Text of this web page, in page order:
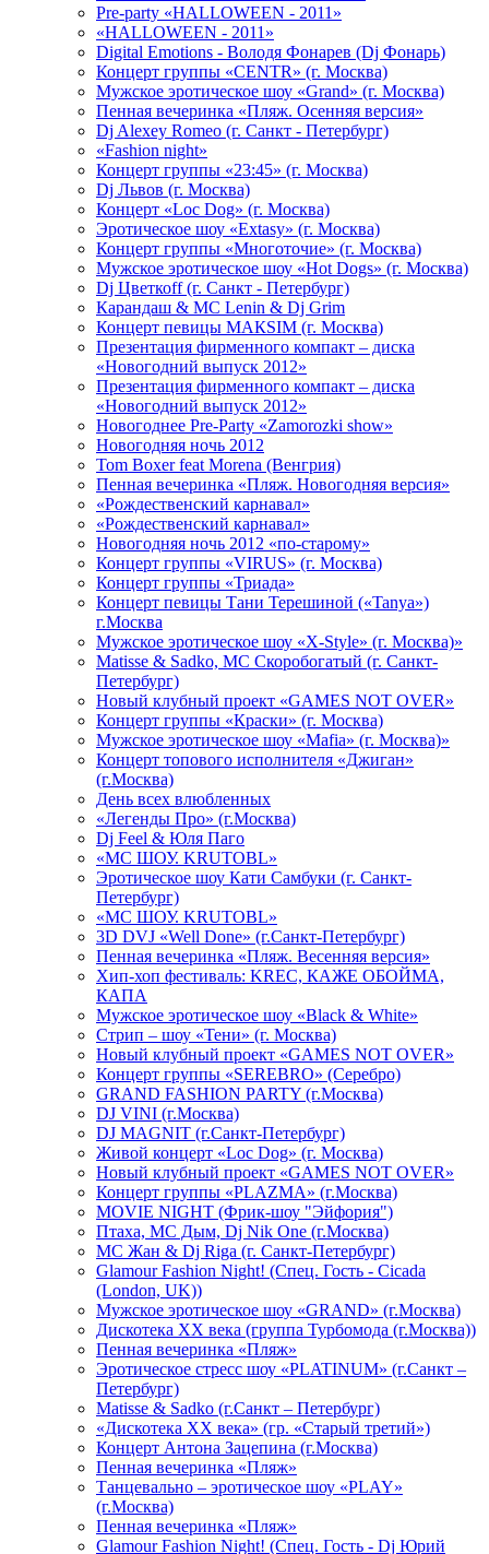
Pre-party «HALLOWEEN - 2011»
«HALLOWEEN - 2011»
Digital Emotions - Володя Фонарев (Dj Фонарь)
Концерт группы «CENTR» (г. Москва)
Мужское эротическое шоу «Grand» (г. Москва)
Пенная вечеринка «Пляж. Осенняя версия»
Dj Alexey Romeo (г. Санкт - Петербург)
«Fashion night»
Концерт группы «23:45» (г. Москва)
Dj Львов (г. Москва)
Концерт «Loc Dog» (г. Москва)
Эротическое шоу «Extasy» (г. Москва)
Концерт группы «Многоточие» (г. Москва)
Мужское эротическое шоу «Hot Dogs» (г. Москва)
Dj Цветкоff (г. Санкт - Петербург)
Карандаш & МС Lenin & Dj Grim
Концерт певицы МАКSIМ (г. Москва)
Презентация фирменного компакт – диска
«Новогодний выпуск 2012»
Презентация фирменного компакт – диска
«Новогодний выпуск 2012»
Новогоднее Pre-Party «Zamorozki show»
Новогодняя ночь 2012
Tom Boxer feat Morena (Венгрия)
Пенная вечеринка «Пляж. Новогодняя версия»
«Рождественский карнавал»
«Рождественский карнавал»
Новогодняя ночь 2012 «по-старому»
Концерт группы «VIRUS» (г. Москва)
Концерт группы «Триада»
Концерт певицы Тани Терешиной («Tanya»)
г.Москва
Мужское эротическое шоу «X-Style» (г. Москва)»
Matissе & Sadko, MC Скоробогатый (г. Санкт-
Петербург)
Новый клубный проект «GAMES NOT OVER»
Концерт группы «Краски» (г. Москва)
Мужское эротическое шоу «Mafia» (г. Москва)»
Концерт топового исполнителя «Джиган»
(г.Москва)
День всех влюбленных
«Легенды Про» (г.Москва)
Dj Feel & Юля Паго
«МС ШОУ. KRUTOBL»
Эротическое шоу Кати Самбуки (г. Санкт-
Петербург)
«МС ШОУ. KRUTOBL»
3D DVJ «Well Done» (г.Санкт-Петербург)
Пенная вечеринка «Пляж. Весенняя версия»
Хип-хоп фестиваль: KREC, КАЖЕ ОБОЙМА,
КАПА
Мужское эротическое шоу «Black & White»
Стрип – шоу «Тени» (г. Москва)
Новый клубный проект «GAMES NOT OVER»
Концерт группы «SEREBRO» (Серебро)
GRAND FASHION PARTY (г.Москва)
DJ VINI (г.Москва)
DJ MAGNIT (г.Санкт-Петербург)
Живой концерт «Loc Dog» (г. Москва)
Новый клубный проект «GAMES NOT OVER»
Концерт группы «PLAZMA» (г.Москва)
MOVIE NIGHT (Фрик-шоу "Эйфория")
Птаха, МС Дым, Dj Nik One (г.Москва)
МС Жан & Dj Riga (г. Санкт-Петербург)
Glamour Fashion Night! (Спец. Гость - Cicada
(London, UK))
Мужское эротическое шоу «GRAND» (г.Москва)
Дискотека XX века (группа Турбомода (г.Москва))
Пенная вечеринка «Пляж»
Эротическое стресс шоу «PLATINUM» (г.Санкт –
Петербург)
Matisse & Sadko (г.Санкт – Петербург)
«Дискотека ХХ века» (гр. «Старый третий»)
Концерт Антона Зацепина (г.Москва)
Пенная вечеринка «Пляж»
Танцевально – эротическое шоу «PLAY»
(г.Москва)
Пенная вечеринка «Пляж»
Glamour Fashion Night! (Спец. Гость - Dj Юрий